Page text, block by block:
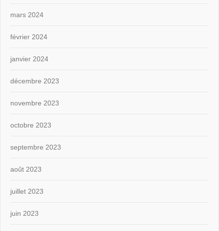
mars 2024
février 2024
janvier 2024
décembre 2023
novembre 2023
octobre 2023
septembre 2023
août 2023
juillet 2023
juin 2023